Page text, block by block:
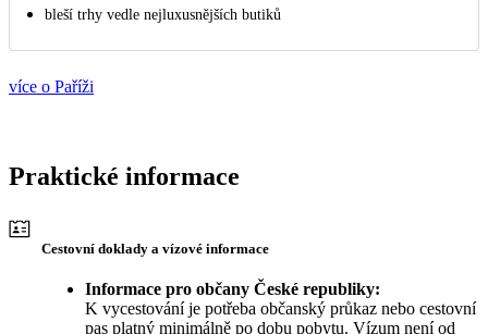
bleší trhy vedle nejluxusnějších butiků
více o Paříži
Praktické informace
Cestovní doklady a vízové informace
Informace pro občany České republiky:
K vycestování je potřeba občanský průkaz nebo cestovní
pas platný minimálně po dobu pobytu. Vízum není od